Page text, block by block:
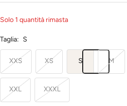
Solo 1 quantità rimasta
Taglia: S
XXS XS S M
XXL XXXL